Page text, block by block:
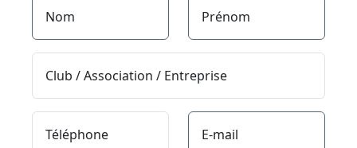
Nom Prénom
Club / Association / Entreprise
Téléphone E-mail